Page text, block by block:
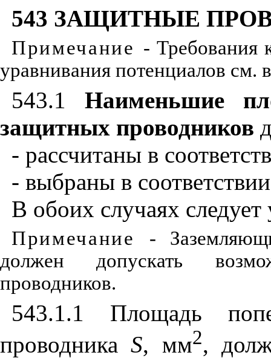
543 ЗАЩИТНЫЕ
Примечание - Требования
уравнивания потенциалов см.
543.1 Наименьшие
защитных проводников
- рассчитаны в
- выбраны в
В обоих случаях
Примечание -
должен допускать
проводников.
543.1.1 Площадь
проводникаS, мм2,